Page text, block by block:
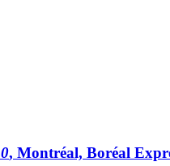
, Montréal, Boréal